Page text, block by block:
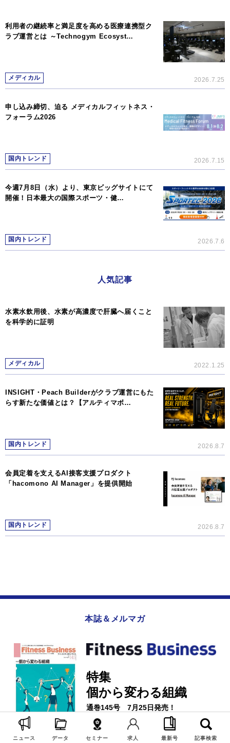
利用者の継続率と満足度を高める医療連携型ク
ラブ運営とは ～Technogym Ecosyst…
メディカル 2026.7.25
申し込み締切、迫る メディカルフィットネス・
フォーラム2026
国内トレンド 2026.7.15
今週7月8日（水）より、東京ビッグサイトにて
開催！日本最大の国際スポーツ・健…
国内トレンド 2026.7.6
人気記事
水素水飲用後、水素が高濃度で肝臓へ届くこと
を科学的に証明
メディカル 2022.1.25
INSIGHT・Peach Builderがクラブ運営にもた
らす新たな価値とは？【アルティマボ…
国内トレンド 2026.8.7
会員定着を支えるAI接客支援プロダクト
「hacomono AI Manager」を提供開始
国内トレンド 2026.8.7
本誌＆メルマガ
特集
個から変わる組織
通巻145号 7月25日発売！
ニュース データ セミナー 求人 最新号 記事検索